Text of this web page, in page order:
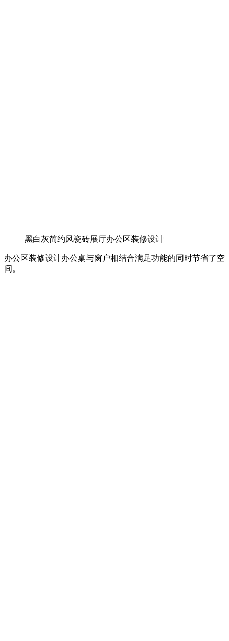
黑白灰简约风瓷砖展厅办公区装修设计
办公区装修设计办公桌与窗户相结合满足功能的同时节省了空
间。